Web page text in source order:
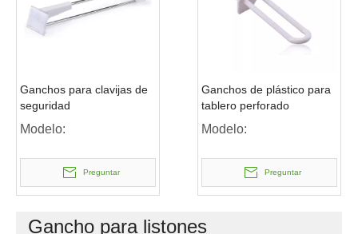
Ganchos para clavijas de
seguridad
Modelo:
Preguntar
Ganchos de plástico para
tablero perforado
Modelo:
Preguntar
Gancho para listones